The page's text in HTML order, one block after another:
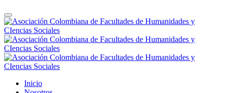
Inicio